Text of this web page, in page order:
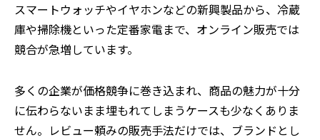
スマートウォッチやイヤホンなどの新興製品から、冷蔵
庫や掃除機といった定番家電まで、オンライン販売では
競合が急増しています。
多くの企業が価格競争に巻き込まれ、商品の魅力が十分
に伝わらないまま埋もれてしまうケースも少なくありま
せん。レビュー頼みの販売手法だけでは、ブランドとし